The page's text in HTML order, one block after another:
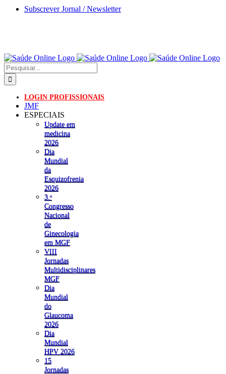
Skip
Subscrever Jornal / Newsletter
Pesquisar
LOGIN PROFISSIONAIS
JMF
ESPECIAIS
Update em
medicina
2026
Dia
Mundial
da
Esquizofrenia
2026
3.ᵒ
Congresso
Nacional
de
Ginecologia
em MGF
VIII
Jornadas
Multidisciplinares
MGF
Dia
Mundial
do
Glaucoma
2026
Dia
Mundial
HPV 2026
15
Jornadas